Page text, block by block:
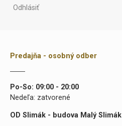
Odhlásiť
Predajňa - osobný odber
Po-So: 09:00 - 20:00
Nedeľa: zatvorené
OD Slimák - budova Malý Slimák